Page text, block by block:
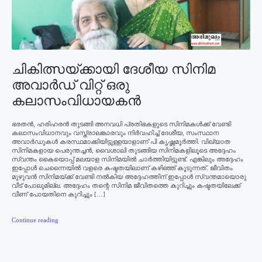
ചികിത്സയ്ക്കായി ദേശീയ സിനിമ
അവാര്‍ഡ് വിറ്റ് ഒരു
കലാസംവിധായകന്‍
ഭരതന്‍, ഹരിഹരന്‍ തുടങ്ങി അനവധി പ്രതിഭകളുടെ സിനിമകള്‍ക്ക് വേണ്ടി
കലാസംവിധാനവും വസ്ത്രാലങ്കാരവും നിര്‍വഹിച്ച് ദേശീയ, സംസ്ഥാന
അവാര്‍ഡുകള്‍ കരസ്ഥമാക്കിയിട്ടുള്ളയാളാണ് പി കൃഷ്ണമൂര്‍ത്തി. വിഖ്യാത
സിനിമകളായ പെരുന്തച്ചന്‍, വൈശാലി തുടങ്ങിയ സിനിമകളിലൂടെ അദ്ദേഹം
സ്വന്തം കൈയൊപ്പ് മലയാള സിനിമയില്‍ ചാര്‍ത്തിയിട്ടുണ്ട്. എങ്കിലും അദ്ദേഹം
ഇപ്പോള്‍ ചെന്നൈയില്‍ വളരെ കഷ്ടതയിലാണ് കഴിഞ്ഞ് കൂടുന്നത്. ജീവിതം
മുഴുവന്‍ സിനിമയ്ക്ക് വേണ്ടി നല്‍കിയ അദ്ദേഹത്തിന് ഇപ്പോള്‍ സ്വന്തമായൊരു
വീട് പോലുമില്ല. അദ്ദേഹം തന്റെ സിനിമ ജീവിതത്തെ കുറിച്ചും കഷ്ടതയിലേക്ക്
വീണ് പോയതിനെ കുറിച്ചും […]
Continue reading